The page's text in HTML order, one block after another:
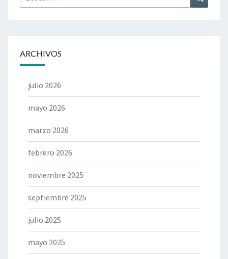
por:
ARCHIVOS
julio 2026
mayo 2026
marzo 2026
febrero 2026
noviembre 2025
septiembre 2025
julio 2025
mayo 2025